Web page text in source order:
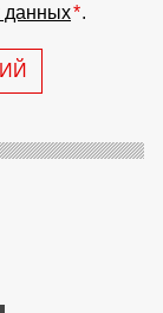
данных*.